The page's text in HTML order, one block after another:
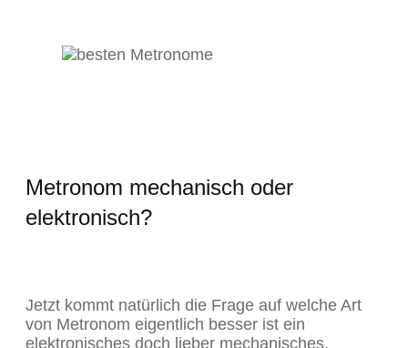
Metronom mechanisch oder
elektronisch?
Jetzt kommt natürlich die Frage auf welche Art
von Metronom eigentlich besser ist ein
elektronisches doch lieber mechanisches.